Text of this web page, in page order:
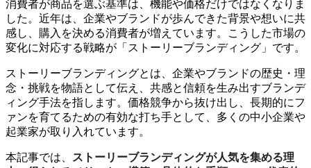
消費者が商品を選ぶ基準は、機能や価格だけではなくなりま
した。近年は、企業やブランドが歩んできた背景や想いに共
感し、購入を決める消費者が増えています。こうした市場の
変化に対応する戦略が「ストーリーブランディング」です。
ストーリーブランディングとは、企業やブランドの歴史・理
念・挑戦を物語として伝え、共感と信頼を生み出すブランデ
ィング手法を指します。価格競争から抜け出し、長期的にフ
ァンを育てるための有効な打ち手として、多くの中小企業や
起業家が取り入れています。
本記事では、
ストーリーブランディングが人気を集める理